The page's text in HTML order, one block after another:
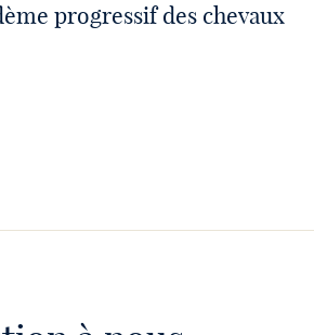
progressif des chevaux